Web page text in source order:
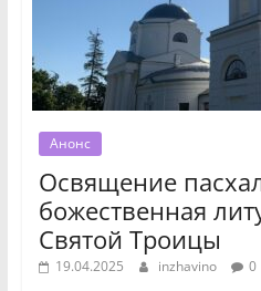
Анонс
Освящение
божественная
Святой Троицы
19.04.2025 inzhavino 0